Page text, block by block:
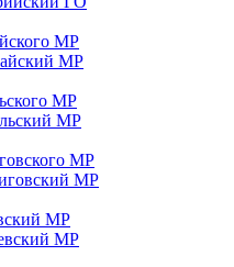
МР
МР
МР
МР
МР
МР
МР
МР